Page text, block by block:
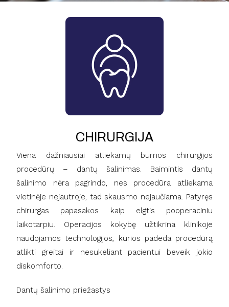
CHIRURGIJA
Viena dažniausiai atliekamų burnos chirurgijos
procedūrų – dantų šalinimas. Baimintis dantų
šalinimo nėra pagrindo, nes procedūra atliekama
vietinėje nejautroje, tad skausmo nejaučiama. Patyręs
chirurgas papasakos kaip elgtis pooperaciniu
laikotarpiu. Operacijos kokybę užtikrina klinikoje
naudojamos technologijos, kurios padeda procedūrą
atlikti greitai ir nesukeliant pacientui beveik jokio
diskomforto.
Dantų šalinimo priežastys